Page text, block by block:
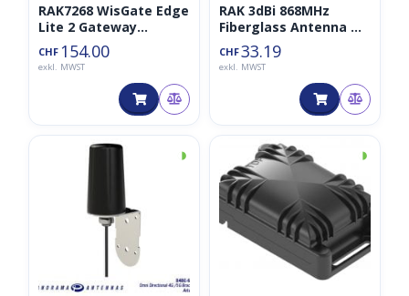
RAK7268 WisGate Edge
Lite 2 Gateway
LoRaWan 868MHz
(RAK7268V2)
CHF 154.00
exkl. MWST
RAK 3dBi 868MHz
Fiberglass Antenna N-
Type Connector
CHF33.19
exkl. MWST
◑ ◑